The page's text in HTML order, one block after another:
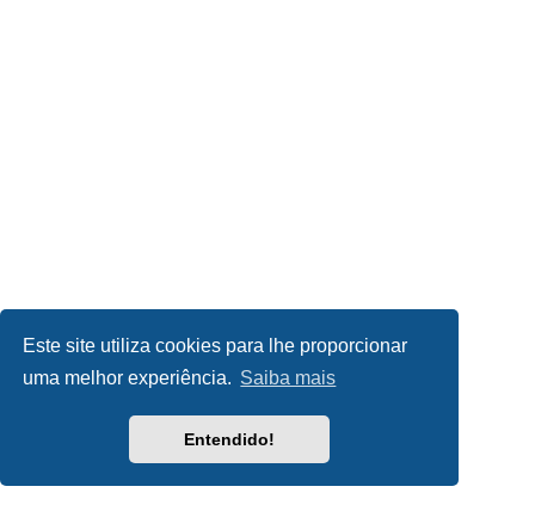
Este site utiliza cookies para lhe proporcionar
uma melhor experiência. Saiba mais
Entendido!